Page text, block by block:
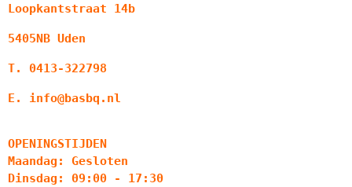
Loopkantstraat 14b
5405NB Uden
T. 0413-322798
E. info@basbq.nl
OPENINGSTIJDEN
Maandag: Gesloten
Dinsdag: 09:00 - 17:30